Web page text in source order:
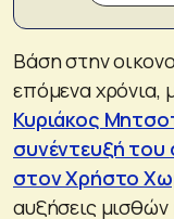
Βάση στην
επόμενα χρόνια,
Κυριάκος
συνέντευξή του
στον Χρήστο
αυξήσεις